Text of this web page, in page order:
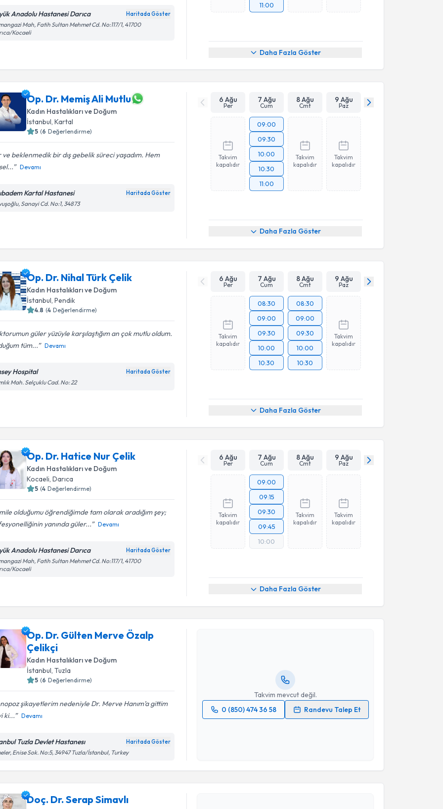
Anadolu Hastanesi Darıca Haritada Göster
Mah, Fatih Sultan Mehmet Cd. No:117/1, 41700
Kocaeli
11:00
Daha Fazla Göster
Op. Dr. Memiş Ali Mutlu
Kadın Hastalıkları ve Doğum
İstanbul, Kartal
5 (6 Değerlendirme)
ve beklenmedik bir dış gebelik süreci yaşadım. Hem
Devamı
Kartal Hastanesi Haritada Göster
Sanayi Cd. No:1, 34873
6 Ağu
Per
7 Ağu
Cum
8 Ağu
Cmt
9 Ağu
Paz
Takvim
kapalıdır
09:00
09:30
10:00
10:30
11:00
Takvim
kapalıdır
Takvim
kapalıdır
Daha Fazla Göster
Op. Dr. Nihal Türk Çelik
Kadın Hastalıkları ve Doğum
İstanbul , Pendik
4.8 (4 Değerlendirme)
güler yüzüyle karşılaştığım an çok mutlu oldum.
tüm...
Devamı
Hospital Haritada Göster
Mah. Selçuklu Cad. No: 22
6 Ağu
Per
7 Ağu
Cum
8 Ağu
Cmt
9 Ağu
Paz
Takvim
kapalıdır
08:30
09:00
09:30
10:00
10:30
08:30
09:00
09:30
10:00
10:30
Takvim
kapalıdır
Daha Fazla Göster
Op. Dr. Hatice Nur Çelik
Kadın Hastalıkları ve Doğum
Kocaeli, Darıca
5 (4 Değerlendirme)
olduğumu öğrendiğimde tam olarak aradığım şey;
yanında güler...
Devamı
Anadolu Hastanesi Darıca Haritada Göster
Mah, Fatih Sultan Mehmet Cd. No:117/1, 41700
Kocaeli
6 Ağu
Per
7 Ağu
Cum
8 Ağu
Cmt
9 Ağu
Paz
Takvim
kapalıdır
09:00
09:15
09:30
09:45
10:00
Takvim
kapalıdır
Takvim
kapalıdır
Daha Fazla Göster
Op. Dr. Gülten Merve Özalp
Çelikçi
Kadın Hastalıkları ve Doğum
İstanbul , Tuzla
5 (6 Değerlendirme)
şikayetlerim nedeniyle Dr. Merve Hanım’a gittim
ki...
Devamı
Tuzla Devlet Hastanesı Haritada Göster
Enise Sok. No:5, 34947 Tuzla/İstanbul, Turkey
Takvim mevcut değil.
0 (850) 474 36 58
Randevu Talep Et
Randevu Takvimi Talebi
Doç. Dr. Serap Simavlı
Randevu Takvimi Talebi
Doç. Dr. Serap Simavlı